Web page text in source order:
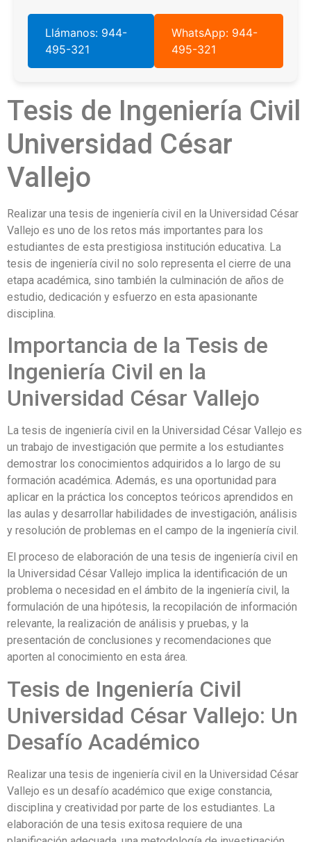
Llámanos: 944-
495-321
WhatsApp: 944-
495-321
Tesis de Ingeniería Civil
Universidad César
Vallejo
Realizar una tesis de ingeniería civil en la Universidad César
Vallejo es uno de los retos más importantes para los
estudiantes de esta prestigiosa institución educativa. La
tesis de ingeniería civil no solo representa el cierre de una
etapa académica, sino también la culminación de años de
estudio, dedicación y esfuerzo en esta apasionante
disciplina.
Importancia de la Tesis de
Ingeniería Civil en la
Universidad César Vallejo
La tesis de ingeniería civil en la Universidad César Vallejo es
un trabajo de investigación que permite a los estudiantes
demostrar los conocimientos adquiridos a lo largo de su
formación académica. Además, es una oportunidad para
aplicar en la práctica los conceptos teóricos aprendidos en
las aulas y desarrollar habilidades de investigación, análisis
y resolución de problemas en el campo de la ingeniería civil.
El proceso de elaboración de una tesis de ingeniería civil en
la Universidad César Vallejo implica la identificación de un
problema o necesidad en el ámbito de la ingeniería civil, la
formulación de una hipótesis, la recopilación de información
relevante, la realización de análisis y pruebas, y la
presentación de conclusiones y recomendaciones que
aporten al conocimiento en esta área.
Tesis de Ingeniería Civil
Universidad César Vallejo: Un
Desafío Académico
Realizar una tesis de ingeniería civil en la Universidad César
Vallejo es un desafío académico que exige constancia,
disciplina y creatividad por parte de los estudiantes. La
elaboración de una tesis exitosa requiere de una